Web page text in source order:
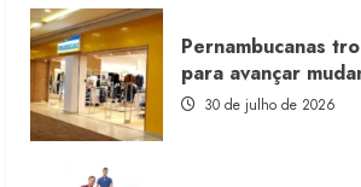
Morena
Rosa
lança
franquia
com
estoque
consignado
Pernambucanas
para avançar
30 de julho de 2026